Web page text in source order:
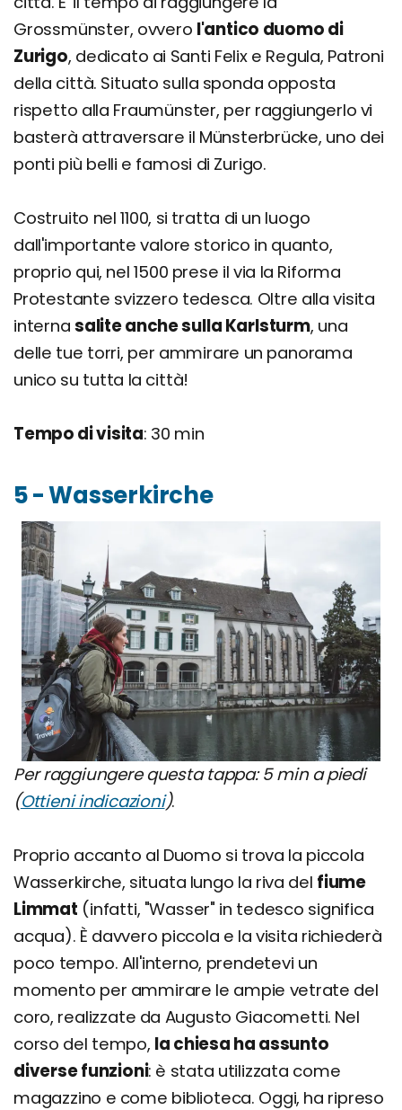
Grossmünster, ovvero l'antico duomo di
Zurigo, dedicato ai Santi Felix e Regula, Patroni
della città. Situato sulla sponda opposta
rispetto alla Fraumünster, per raggiungerlo vi
basterà attraversare il Münsterbrücke, uno dei
ponti più belli e famosi di Zurigo.
Costruito nel 1100, si tratta di un luogo
dall'importante valore storico in quanto,
proprio qui, nel 1500 prese il via la Riforma
Protestante svizzero tedesca. Oltre alla visita
interna salite anche sulla Karlsturm, una
delle tue torri, per ammirare un panorama
unico su tutta la città!
Tempo di visita: 30 min
5 - Wasserkirche
Per raggiungere questa tappa: 5 min a piedi
(Ottieni indicazioni).
Proprio accanto al Duomo si trova la piccola
Wasserkirche, situata lungo la riva del fiume
Limmat (infatti, "Wasser" in tedesco significa
acqua). È davvero piccola e la visita richiederà
poco tempo. All'interno, prendetevi un
momento per ammirare le ampie vetrate del
coro, realizzate da Augusto Giacometti. Nel
corso del tempo, la chiesa ha assunto
diverse funzioni: è stata utilizzata come
magazzino e come biblioteca. Oggi, ha ripreso